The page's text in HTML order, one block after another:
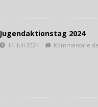
Jugendaktionstag 2024
14. Juli 2024 Kommentare